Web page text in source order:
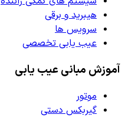
هیبرید و برقی
سرویس ها
عیب یابی تخصصی
آموزش مبانی عیب یابی
موتور
گیربکس دستی